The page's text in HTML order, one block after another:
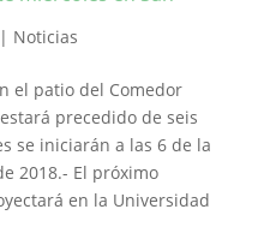
Noticias
el patio del Comedor
precedido de seis
se iniciarán a las 6 de la
2018.- El próximo
en la Universidad